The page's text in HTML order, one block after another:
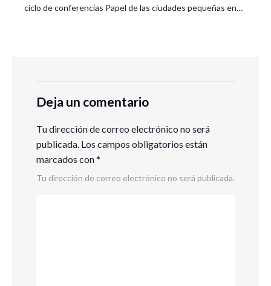
ciclo de conferencias Papel de las ciudades pequeñas en…
Deja un comentario
Tu dirección de correo electrónico no será
publicada. Los campos obligatorios están
marcados con*
Tu dirección de correo electrónico no será publicada.